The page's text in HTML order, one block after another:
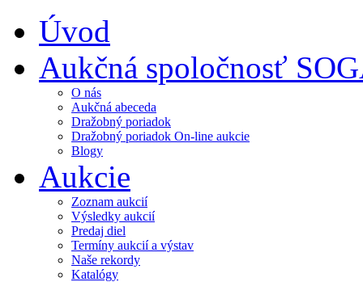
Úvod
Aukčná spoločnosť
O nás
Aukčná abeceda
Dražobný poriadok
Dražobný poriadok On-line aukcie
Blogy
Aukcie
Zoznam aukcií
Výsledky aukcií
Predaj diel
Termíny aukcií a výstav
Naše rekordy
Katalógy